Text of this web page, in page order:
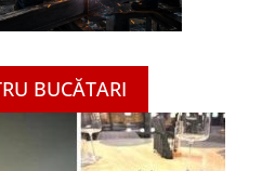
BUCĂTARI